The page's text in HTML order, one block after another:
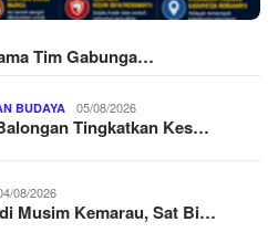
Tim Gabunga…
BUDAYA 05/08/2026
Tingkatkan Kes…
08/2026
Musim Kemarau, Sat Bi…